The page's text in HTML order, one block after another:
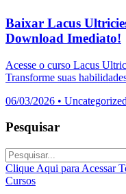
Baixar Lacus
Download Imediato!
Acesse o curso Lacus
Transforme suas
06/03/2026 • Uncategorized
Pesquisar
Clique Aqui para Acessar
Cursos